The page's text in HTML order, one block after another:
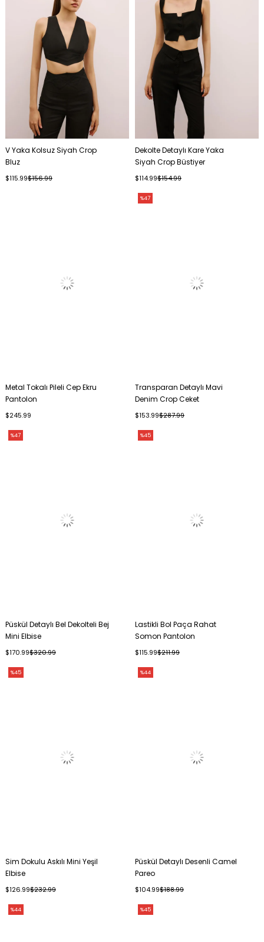
V Yaka Kolsuz Siyah Crop
Bluz
$115.99$156.99
Dekolte Detaylı Kare Yaka
Siyah Crop Büstiyer
$114.99$154.99
Metal Tokalı Pileli Cep Ekru
Pantolon
$245.99
Transparan Detaylı Mavi
Denim Crop Ceket
$153.99$287.99
%47
Püskül Detaylı Bel Dekolteli Bej
Mini Elbise
$170.99$320.99
%47
Lastikli Bol Paça Rahat
Somon Pantolon
$115.99$211.99
%45
Sim Dokulu Askılı Mini Yeşil
Elbise
$126.99$232.99
%45
Püskül Detaylı Desenli Camel
Pareo
$104.99$188.99
%44
%44 %45